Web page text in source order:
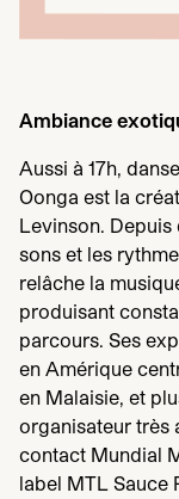
Ambiance
Aussi à 17h,
Oonga est la
Levinson. Depuis
sons et les
relâche la
produisant
parcours. Ses
en Amérique
en Malaisie, et
organisateur très
contact Mundial
label MTL Sauce